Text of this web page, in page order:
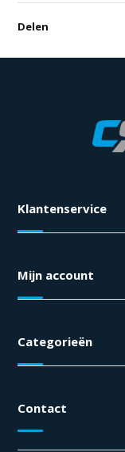
Delen
Klantenservice
Mijn account
Categorieën
Contact